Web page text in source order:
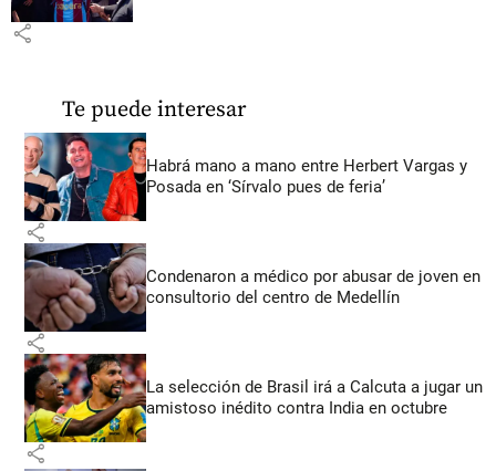
share
Te puede interesar
Habrá mano a mano entre Herbert Vargas y
Posada en ‘Sírvalo pues de feria’
share
Condenaron a médico por abusar de joven en
consultorio del centro de Medellín
share
La selección de Brasil irá a Calcuta a jugar un
amistoso inédito contra India en octubre
share